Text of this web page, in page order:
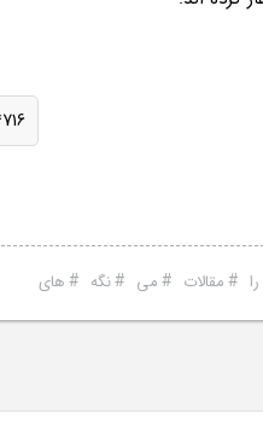
را #مقالات #می #نگه #های